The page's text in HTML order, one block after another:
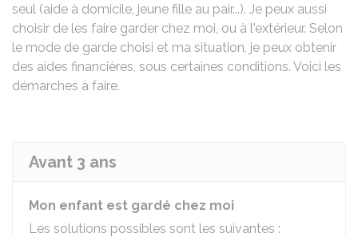
seul (aide à domicile, jeune fille au pair...). Je peux aussi
choisir de les faire garder chez moi, ou à l'extérieur. Selon
le mode de garde choisi et ma situation, je peux obtenir
des aides financières, sous certaines conditions. Voici les
démarches à faire.
Avant 3 ans
Mon enfant est gardé chez moi
Les solutions possibles sont les suivantes :